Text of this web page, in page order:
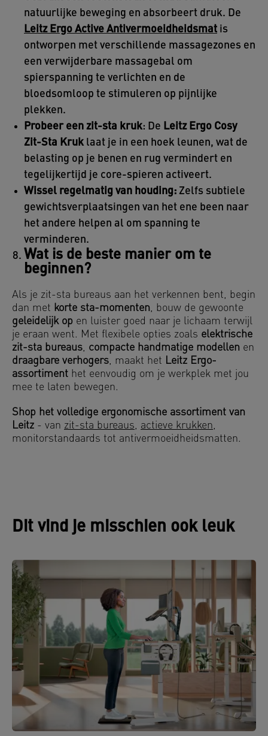
natuurlijke beweging en absorbeert druk. De
Leitz Ergo Active Antivermoeidheidsmat is
ontworpen met verschillende massagezones en
een verwijderbare massagebal om
spierspanning te verlichten en de
bloedsomloop te stimuleren op pijnlijke
plekken.
Probeer een zit-sta kruk: De Leitz Ergo Cosy
Zit-Sta Kruklaat je in een hoek leunen, wat de
belasting op je benen en rug vermindert en
tegelijkertijd je core-spieren activeert.
Wissel regelmatig van houding: Zelfs subtiele
gewichtsverplaatsingen van het ene been naar
het andere helpen al om spanning te
verminderen.
Wat is de beste manier om te
beginnen?
Als je zit-sta bureaus aan het verkennen bent, begin
dan met korte sta-momenten, bouw de gewoonte
geleidelijk op en luister goed naar je lichaam terwijl
je eraan went. Met flexibele opties zoals elektrische
zit-sta bureaus, compacte handmatige modellen en
draagbare verhogers, maakt het Leitz Ergo-
assortiment het eenvoudig om je werkplek met jou
mee te laten bewegen.
Shop het volledige ergonomische assortiment van
Leitz - van zit-sta bureaus, actieve krukken,
monitorstandaards tot antivermoeidheidsmatten.
Dit vind je misschien ook leuk